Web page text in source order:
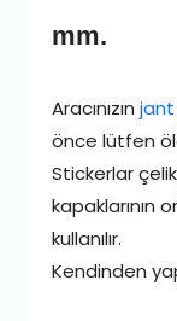
mm.
Aracınızın
önce lütfen
Stickerlar
kapaklarının
kullanılır.
Kendinden